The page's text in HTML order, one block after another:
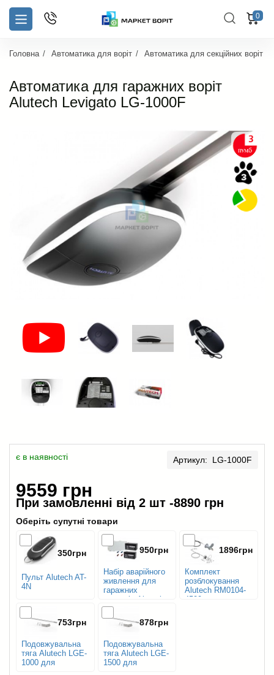
0
Головна Автоматика для воріт Автоматика для секційних воріт
Автоматика для гаражних воріт
Alutech Levigato LG-1000F
є в наявності Артикул: LG-1000F
9559 грн
При замовленні від 2 шт -8890 грн
Оберіть супутні товари
Пульт Alutech AT-
4N
350грн
Набір аварійного
живлення для
гаражних
двигунів Alutech
LG
950грн
Комплект
розблокування
Alutech RM0104-
4500
1896грн
Подовжувальна
тяга Alutech LGE-
1000 для
753грн
Подовжувальна
тяга Alutech LGE-
1500 для
878грн